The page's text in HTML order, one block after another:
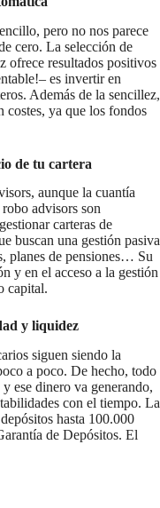
pero no nos parece
cero. La selección de
ofrece resultados positivos
es invertir en
Además de la sencillez,
costes, ya que los fondos
de tu cartera
aunque la cuantía
advisors son
carteras de
buscan una gestión pasiva
planes de pensiones… Su
y en el acceso a la gestión
capital.
y liquidez
siguen siendo la
a poco. De hecho, todo
ese dinero va generando,
con el tiempo. La
hasta 100.000
de Depósitos. El